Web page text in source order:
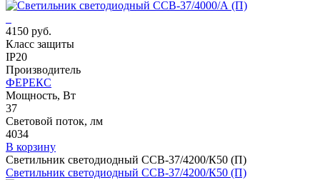
4150 руб.
Класс защиты
IP20
Производитель
ФЕРЕКС
Мощность, Вт
37
Световой поток, лм
4034
В корзину
Светильник светодиодный ССВ-37/4200/К50 (П)
Светильник светодиодный ССВ-37/4200/К50 (П)